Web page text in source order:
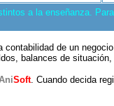
a la enseñanza.
de un
balances de
Soft. Cuando decida